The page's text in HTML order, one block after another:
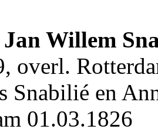
Willem
overl.
Snabilié en
01.03.1826